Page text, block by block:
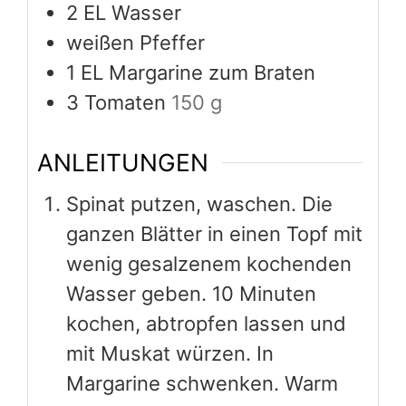
2 EL Wasser
weißen Pfeffer
1 EL Margarine zum Braten
3 Tomaten 150 g
ANLEITUNGEN
Spinat putzen, waschen. Die
ganzen Blätter in einen Topf mit
wenig gesalzenem kochenden
Wasser geben. 10 Minuten
kochen, abtropfen lassen und
mit Muskat würzen. In
Margarine schwenken. Warm